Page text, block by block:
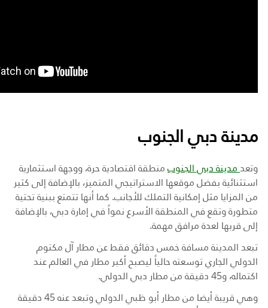
مدينة دبي الجنوب
وتعد
منطقة اقتصادية حرة، ووجهة استثمارية
استثنائية بفضل موقعها الاستراتيجي المتميز، بالإضافة إلى كثير
من المزايا مثل إمكانية التملك للأجانب. كما أنها تتمتع ببنية تحتية
متطورة وتقع في المنطقة الأسرع نمواً في إمارة دبي، بالإضافة
إلى قربها لعدة مرافق مهمة.
تبعد المدينة مسافة خمس دقائق فقط عن مطار آل مكتوم
الدولي الجاري توسعته حالياً ليصبح أكبر مطار في العالم عند
اكتماله، و45 دقيقة من مطار دبي الدولي
.
وهي قريبة أيضا من مطار أبو ظبي الدولي وتبعد عنه 45 دقيقة